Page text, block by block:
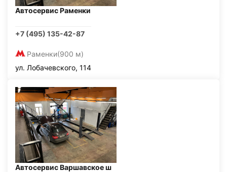
Автосервис Раменки
+7 (495) 135-42-87
Раменки(900 м)
ул. Лобачевского, 114
Автосервис Варшавское ш